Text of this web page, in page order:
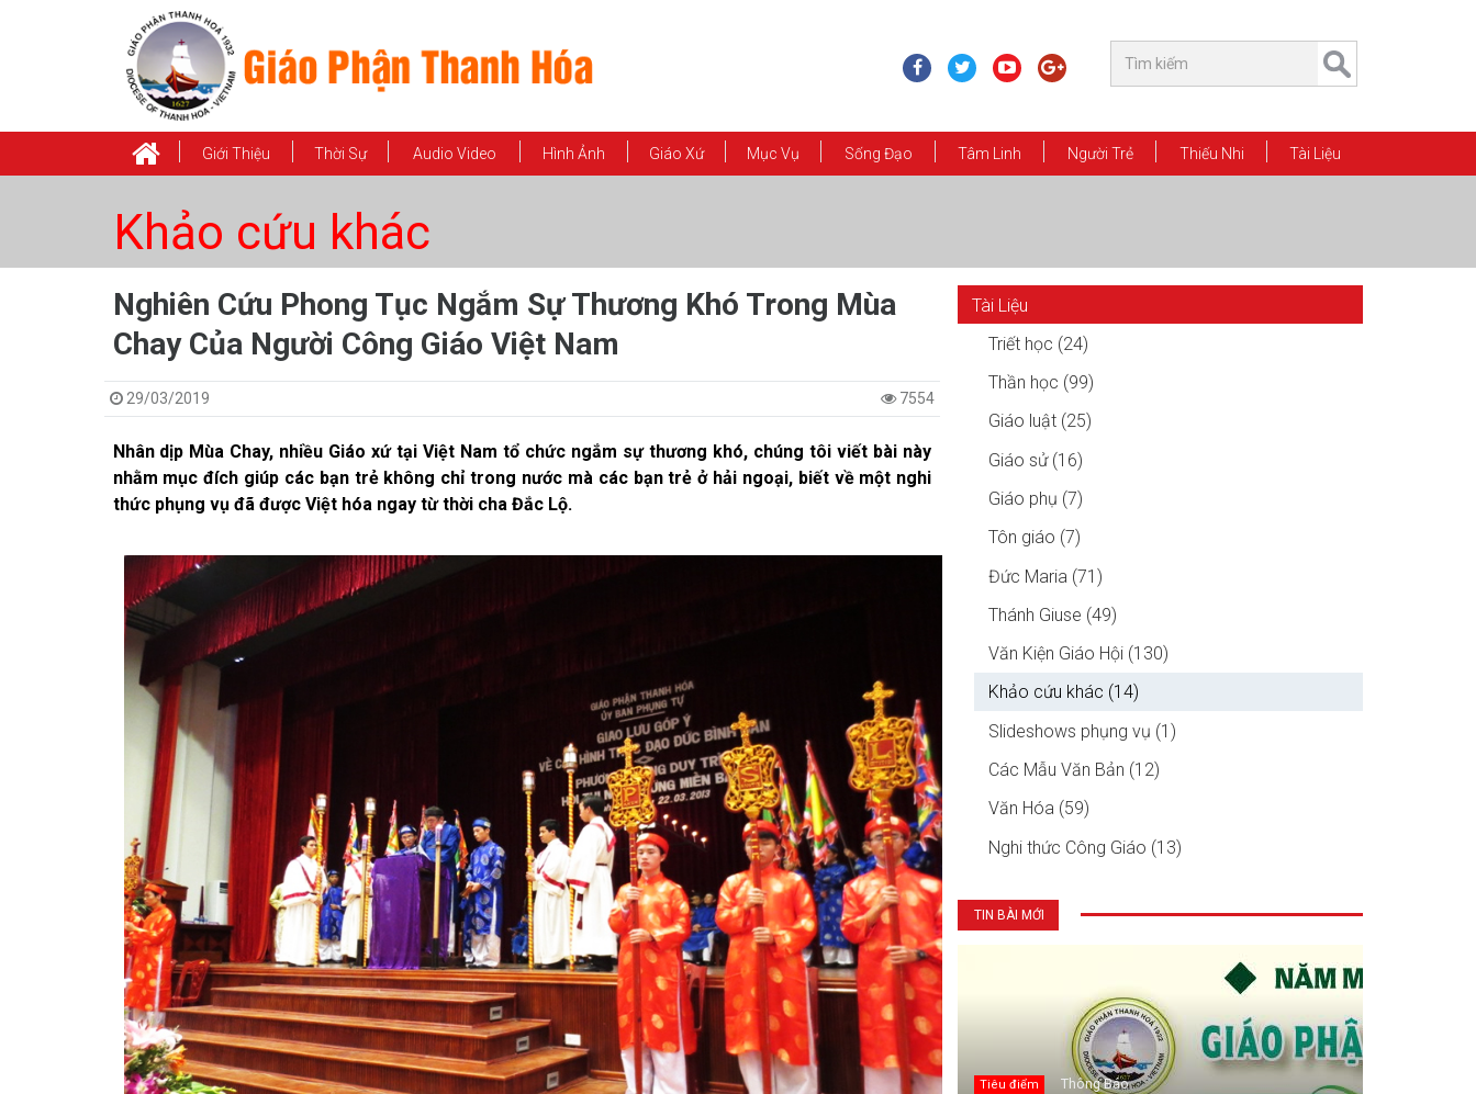
Giới Thiệu Thời Sự Audio Video Hình Ảnh Giáo Xứ Mục Vụ Sống Đạo Tâm Linh Người Trẻ Thiếu Nhi Tài Liệu
Khảo cứu khác
Nghiên Cứu Phong Tục Ngắm Sự Thương Khó Trong Mùa
Chay Của Người Công Giáo Việt Nam
29/03/2019 7554
Nhân dịp Mùa Chay, nhiều Giáo xứ tại Việt Nam tổ chức ngắm sự thương khó, chúng tôi viết bài này
nhằm mục đích giúp các bạn trẻ không chỉ trong nước mà các bạn trẻ ở hải ngoại, biết về một nghi
thức phụng vụ đã được Việt hóa ngay từ thời cha Đắc Lộ.
Tài Liệu
Triết học (24)
Thần học (99)
Giáo luật (25)
Giáo sử (16)
Giáo phụ (7)
Tôn giáo (7)
Đức Maria (71)
Thánh Giuse (49)
Văn Kiện Giáo Hội (130)
Khảo cứu khác (14)
Slideshows phụng vụ (1)
Các Mẫu Văn Bản (12)
Văn Hóa (59)
Nghi thức Công Giáo (13)
TIN BÀI MỚI
Tiêu điểm Thông Báo